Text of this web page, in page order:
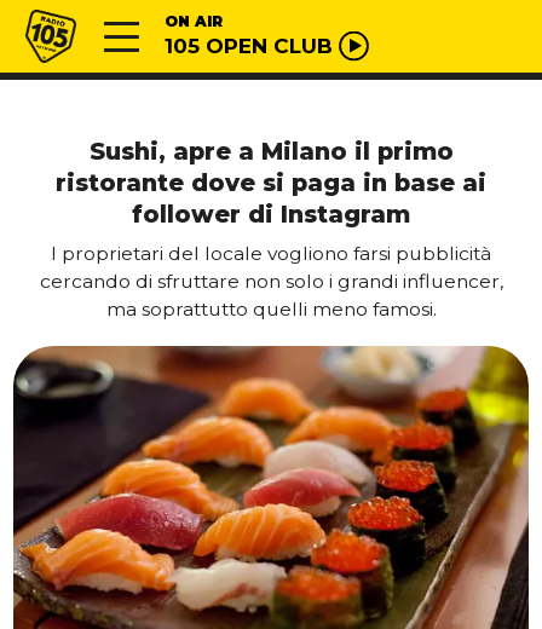
Vai al contenuto
Radio 105 ON AIR
105 OPEN CLUB
Sushi, apre a Milano il primo
ristorante dove si paga in base ai
follower di Instagram
I proprietari del locale vogliono farsi pubblicità
cercando di sfruttare non solo i grandi influencer,
ma soprattutto quelli meno famosi.